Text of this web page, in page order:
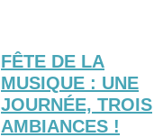
FÊTE DE LA
MUSIQUE : UNE
JOURNÉE, TROIS
AMBIANCES !